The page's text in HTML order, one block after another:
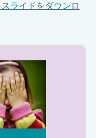
ライドをダウンロ